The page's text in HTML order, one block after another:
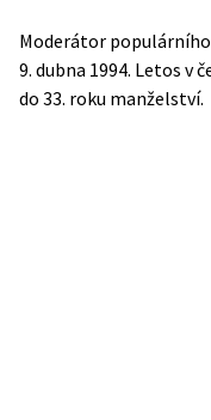
Moderátor
9. dubna 1994. Letos v
do 33. roku manželství.